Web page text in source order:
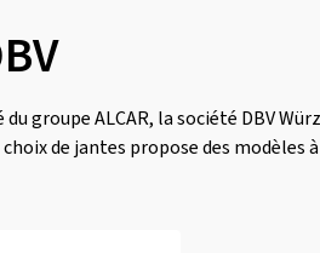
groupe ALCAR, la société DBV
choix de jantes propose des modèles